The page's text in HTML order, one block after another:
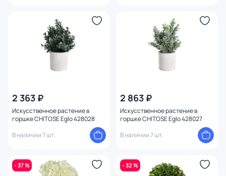
2 363 ₽
Искусственное растение в
горшке CHITOSE Eglo 428028
В наличии 7 шт.
2 863 ₽
Искусственное растение в
горшке CHITOSE Eglo 428027
В наличии 7 шт.
- 37 % - 32 %